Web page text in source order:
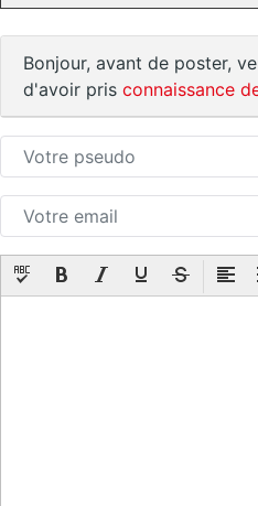
Bonjour, avant de poster,
d'avoir pris connaissance